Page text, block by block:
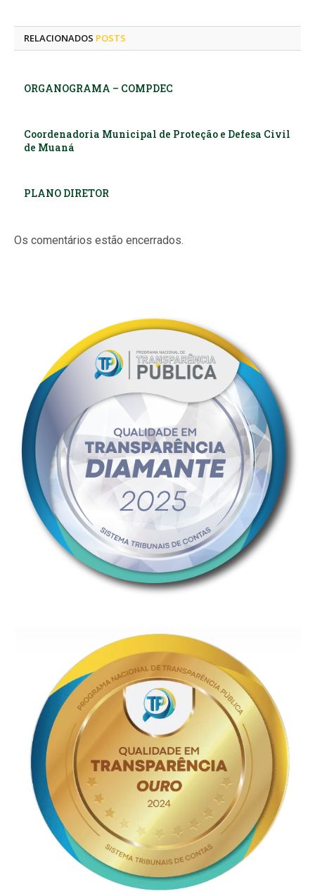
RELACIONADOS POSTS
ORGANOGRAMA – COMPDEC
Coordenadoria Municipal de Proteção e Defesa Civil
de Muaná
PLANO DIRETOR
Os comentários estão encerrados.